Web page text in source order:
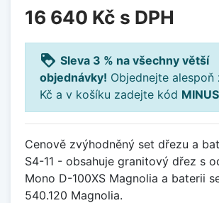
16 640 Kč s DPH
loyalty Sleva 3 % na všechny větší
objednávky! Objednejte alespoň
Kč a v košíku zadejte kód
Cenově zvýhodněný set dřezu a
S4-11 - obsahuje granitový dřez s
Mono D-100XS Magnolia a baterii
540.120 Magnolia.